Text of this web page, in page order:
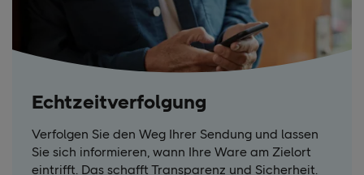
Echtzeitverfolgung
Verfolgen Sie den Weg Ihrer Sendung und lassen
Sie sich informieren, wann Ihre Ware am Zielort
eintrifft. Das schafft Transparenz und Sicherheit.